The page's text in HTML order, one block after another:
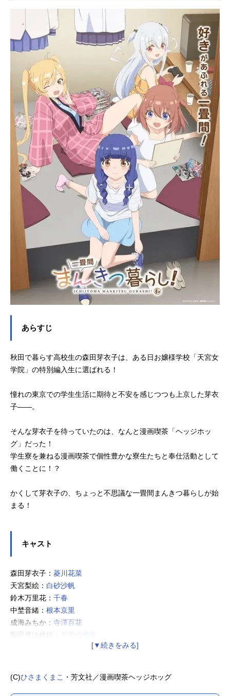
あらすじ
秋田で暮らす高校生の森田芽衣子は、ある日お嬢様学校「天宮女
学院」の特別編入生に選ばれる！
憧れの東京での学生生活に期待と不安を感じつつも上京した芽衣
子――。
そんな芽衣子を待っていたのは、なんと漫画喫茶「ヘッジホッ
グ」だった！
学生寮を兼ねる漫画喫茶で個性豊かな寮生たちと奉仕活動として
働くことに！？
かくして芽衣子の、ちょっと不思議な一畳間まんきつ暮らしが始
まる！
キャスト
森田芽衣子： 菱川花菜
天宮梨絵： 白砂沙帆
鈴木万里花： 千春
中埜音緒： 根本京里
成海みちか： 寺澤百花
剛田魔法桃鈴：
森田水織： 村上奈津実
(C)ひさまくまこ ・芳文社／漫画喫茶ヘッジホッグ